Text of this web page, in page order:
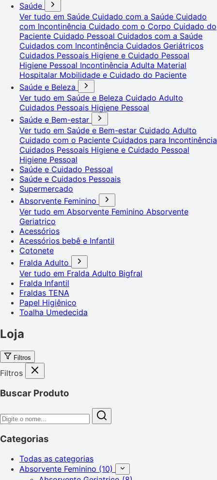
Saúde
Ver tudo em Saúde Cuidado com a Saúde Cuidado
com Incontinência Cuidado com o Corpo Cuidado do
Paciente Cuidado Pessoal Cuidados com a Saúde
Cuidados com Incontinência Cuidados Geriátricos
Cuidados Pessoais Higiene e Cuidado Pessoal
Higiene Pessoal Incontinência Adulta Material
Hospitalar Mobilidade e Cuidado do Paciente
Saúde e Beleza
Ver tudo em Saúde e Beleza Cuidado Adulto
Cuidados Pessoais Higiene Pessoal
Saúde e Bem-estar
Ver tudo em Saúde e Bem-estar Cuidado Adulto
Cuidado com o Paciente Cuidados para Incontinência
Cuidados Pessoais Higiene e Cuidado Pessoal
Higiene Pessoal
Saúde e Cuidado Pessoal
Saúde e Cuidados Pessoais
Supermercado
Absorvente Feminino
Ver tudo em Absorvente Feminino Absorvente
Geriatrico
Acessórios
Acessórios bebê e Infantil
Cotonete
Fralda Adulto
Ver tudo em Fralda Adulto Bigfral
Fralda Infantil
Fraldas TENA
Papel Higiênico
Toalha Umedecida
Loja
Filtros
Filtros
Buscar Produto
Categorias
Todas as categorias
Absorvente Feminino (10)